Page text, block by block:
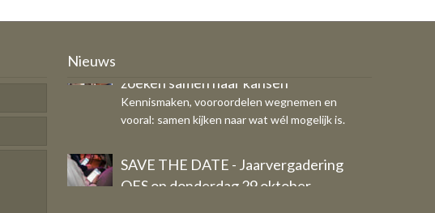
Nieuws
zoeken samen naar kansen
SAVE THE DATE - Jaarvergadering
OFS op donderdag 29 oktober